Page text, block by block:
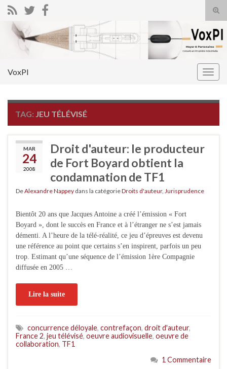
Search for:
VoxPI
TAG: JEU TÉLÉVISÉ
MAR
24
2008
Droit d'auteur: le producteur
de Fort Boyard obtient la
condamnation de TF1
DeAlexandre Nappey dans la catégorieDroits d'auteur, Jurisprudence
Bientôt 20 ans que Jacques Antoine a créé l’émission « Fort
Boyard », dont le succès en France et à l’étranger ne s’est jamais
démenti. A l’heure de la télé-réalité, ce jeu d’épreuves est devenu
une référence au point que certains s’en inspirent, parfois un peu
trop. Estimant qu’une séquence de l’émission 1ère Compagnie
diffusée en 2005 …
Lire la suite
concurrence déloyale, contrefaçon, droit d'auteur,
France 2, jeu télévisé, oeuvre audiovisuelle, oeuvre de
collaboration, TF1
1 Commentaire